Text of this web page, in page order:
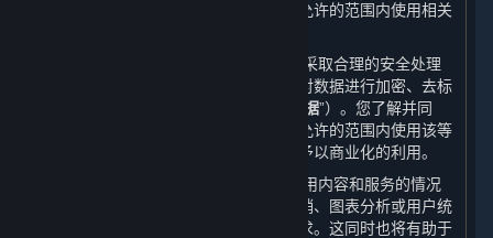
此同意，我们和我们的合作伙伴在法律允许的范围内使用相关
（四） 在收集您的个人信息后，我们会采取合理的安全处理
措施来保护信息的安全性，例如，通过对数据进行加密、去标
已处理数据”）。您了解并同
意，我们和我们的合作伙伴有权在法律允许的范围内使用该等
已处理数据并对用户数据库进行分析并予以商业化的利用。
（五） 我们和我们的合作伙伴会对您使用内容和服务的情况
进行统计，将这些统计信息用于市场营销、图表分析或用户统
计中，以使内容和服务更加符合您的需求。这同时也将有助于